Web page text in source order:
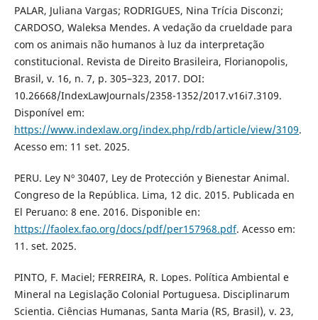
PALAR, Juliana Vargas; RODRIGUES, Nina Trícia Disconzi;
CARDOSO, Waleksa Mendes. A vedação da crueldade para
com os animais não humanos à luz da interpretação
constitucional. Revista de Direito Brasileira, Florianopolis,
Brasil, v. 16, n. 7, p. 305–323, 2017. DOI:
10.26668/IndexLawJournals/2358-1352/2017.v16i7.3109.
Disponível em:
https://www.indexlaw.org/index.php/rdb/article/view/3109.
Acesso em: 11 set. 2025.
PERU. Ley Nº 30407, Ley de Protección y Bienestar Animal.
Congreso de la República. Lima, 12 dic. 2015. Publicada en
El Peruano: 8 ene. 2016. Disponible en:
https://faolex.fao.org/docs/pdf/per157968.pdf. Acesso em:
11. set. 2025.
PINTO, F. Maciel; FERREIRA, R. Lopes. Política Ambiental e
Mineral na Legislação Colonial Portuguesa. Disciplinarum
Scientia. Ciências Humanas, Santa Maria (RS, Brasil), v. 23,